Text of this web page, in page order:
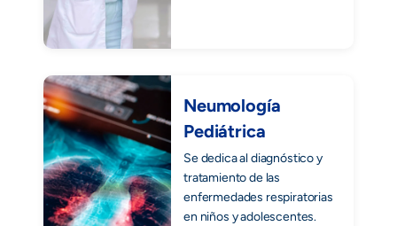
Neumología
Pediátrica
Se dedica al diagnóstico y
tratamiento de las
enfermedades respiratorias
en niños y adolescentes.